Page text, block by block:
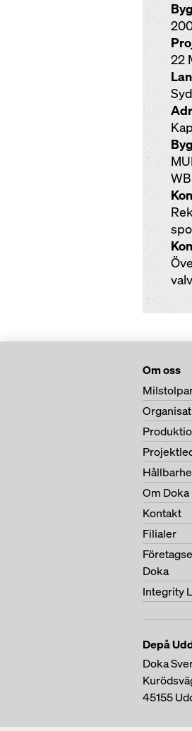
22
Om oss
Om Doka
Kontakt
Filialer
Doka
Integrity
Depå
Doka
45155